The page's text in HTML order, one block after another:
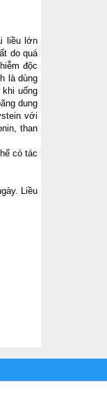
liều lớn
do quá
độc
là dùng
uống
dung
với
than
có tác
Liều